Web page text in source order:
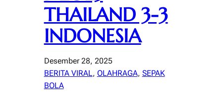
THAILAND 3-3
INDONESIA
Desember 28, 2025
BERITA VIRAL, OLAHRAGA, SEPAK
BOLA